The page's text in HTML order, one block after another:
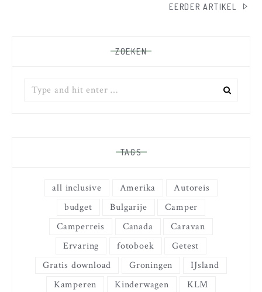
EERDER ARTIKEL
ZOEKEN
TAGS
all inclusive Amerika
Autoreis
budget
Bulgarije
Camper
Camperreis
Canada
Caravan
Ervaring
fotoboek
Getest
Gratis download
Groningen
IJsland
Kamperen
Kinderwagen
KLM